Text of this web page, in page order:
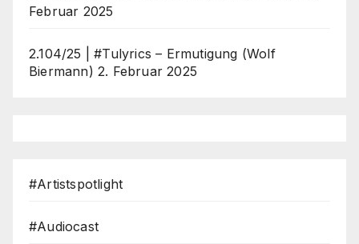
Februar 2025
2.104/25 | #Tulyrics – Ermutigung (Wolf
Biermann) 2. Februar 2025
#Artistspotlight
#Audiocast